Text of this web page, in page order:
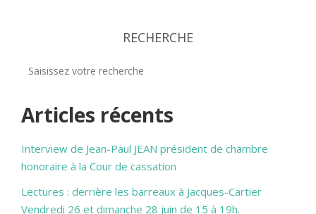
RECHERCHE
Articles récents
Interview de Jean-Paul JEAN président de chambre
honoraire à la Cour de cassation
Lectures : derrière les barreaux à Jacques-Cartier
Vendredi 26 et dimanche 28 juin de 15 à 19h.